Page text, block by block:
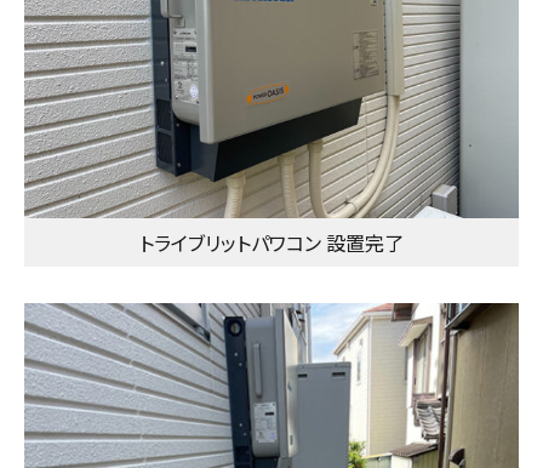
トライブリットパワコン 設置完了